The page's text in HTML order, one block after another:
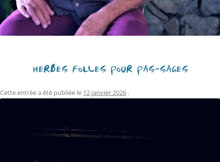
HERBES FOLLES POUR PAS-SAGES
Cette entrée a été publiée le 12 janvier 2026 .